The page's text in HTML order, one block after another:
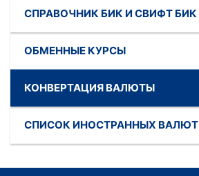
СПРАВОЧНИК БИК И СВИФТ БИК
ОБМЕННЫЕ КУРСЫ
КОНВЕРТАЦИЯ ВАЛЮТЫ
СПИСОК ИНОСТРАННЫХ ВАЛЮТ